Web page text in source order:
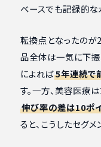
ベースでも記録的な
転換点となったのが
品全体は一気に下振
によれば5年連続で
す。一方、美容医療
伸び率の差は10ポ
ると、こうしたセグ